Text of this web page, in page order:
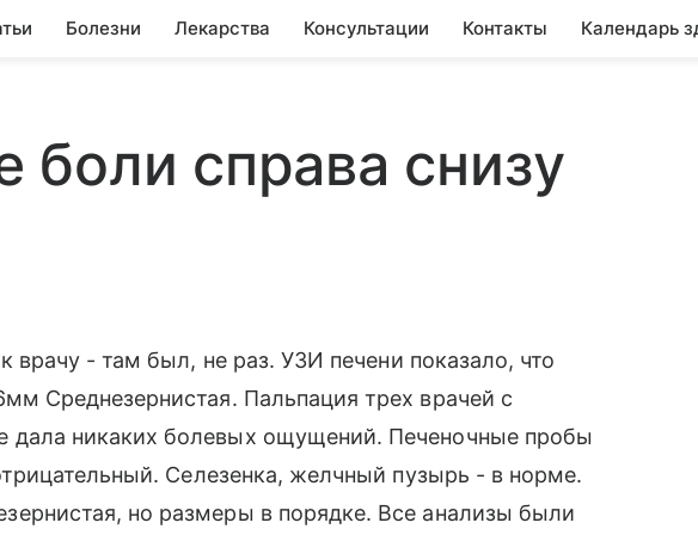
Болезни Лекарства Консультации Контакты Календарь
боли справа снизу
врачу - там был, не раз. УЗИ печени показало, что
Среднезернистая. Пальпация трех врачей с
дала никаких болевых ощущений. Печеночные пробы
Селезенка, желчный пузырь - в норме.
но размеры в порядке. Все анализы были